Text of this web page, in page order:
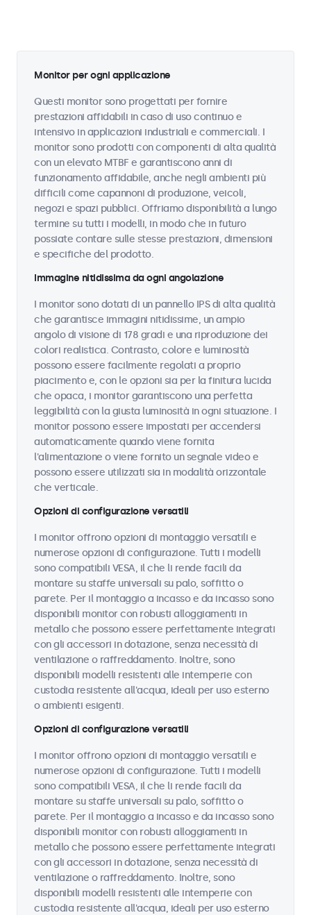
Monitor per ogni applicazione
Questi monitor sono progettati per fornire
prestazioni affidabili in caso di uso continuo e
intensivo in applicazioni industriali e commerciali. I
monitor sono prodotti con componenti di alta qualità
con un elevato MTBF e garantiscono anni di
funzionamento affidabile, anche negli ambienti più
difficili come capannoni di produzione, veicoli,
negozi e spazi pubblici. Offriamo disponibilità a lungo
termine su tutti i modelli, in modo che in futuro
possiate contare sulle stesse prestazioni, dimensioni
e specifiche del prodotto.
Immagine nitidissima da ogni angolazione
I monitor sono dotati di un pannello IPS di alta qualità
che garantisce immagini nitidissime, un ampio
angolo di visione di 178 gradi e una riproduzione dei
colori realistica. Contrasto, colore e luminosità
possono essere facilmente regolati a proprio
piacimento e, con le opzioni sia per la finitura lucida
che opaca, i monitor garantiscono una perfetta
leggibilità con la giusta luminosità in ogni situazione. I
monitor possono essere impostati per accendersi
automaticamente quando viene fornita
l'alimentazione o viene fornito un segnale video e
possono essere utilizzati sia in modalità orizzontale
che verticale.
Opzioni di configurazione versatili
I monitor offrono opzioni di montaggio versatili e
numerose opzioni di configurazione. Tutti i modelli
sono compatibili VESA, il che li rende facili da
montare su staffe universali su palo, soffitto o
parete. Per il montaggio a incasso e da incasso sono
disponibili monitor con robusti alloggiamenti in
metallo che possono essere perfettamente integrati
con gli accessori in dotazione, senza necessità di
ventilazione o raffreddamento. Inoltre, sono
disponibili modelli resistenti alle intemperie con
custodia resistente all'acqua, ideali per uso esterno
o ambienti esigenti.
Opzioni di configurazione versatili
I monitor offrono opzioni di montaggio versatili e
numerose opzioni di configurazione. Tutti i modelli
sono compatibili VESA, il che li rende facili da
montare su staffe universali su palo, soffitto o
parete. Per il montaggio a incasso e da incasso sono
disponibili monitor con robusti alloggiamenti in
metallo che possono essere perfettamente integrati
con gli accessori in dotazione, senza necessità di
ventilazione o raffreddamento. Inoltre, sono
disponibili modelli resistenti alle intemperie con
custodia resistente all'acqua, ideali per uso esterno